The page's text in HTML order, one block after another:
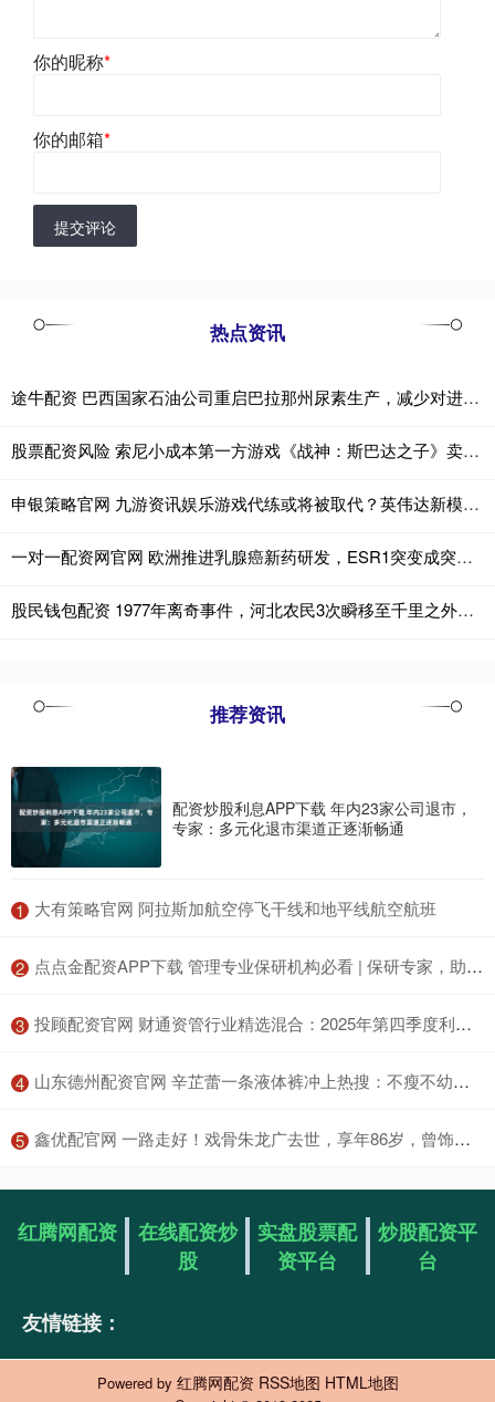
你的昵称*
你的邮箱*
提交评论
热点资讯
途牛配资 巴西国家石油公司重启巴拉那州尿素生产，减少对进口依赖
股票配资风险 索尼小成本第一方游戏《战神：斯巴达之子》卖爆了！
申银策略官网 九游资讯娱乐游戏代练或将被取代？英伟达新模型可自动打游戏，表现不俗
一对一配资网官网 欧洲推进乳腺癌新药研发，ESR1突变成突破关键
股民钱包配资 1977年离奇事件，河北农民3次瞬移至千里之外，至今科学无法解释
推荐资讯
配资炒股利息APP下载 年内23家公司退市，
专家：多元化退市渠道正逐渐畅通
1 ​大有策略官网 阿拉斯加航空停飞干线和地平线航空航班
2 ​点点金配资APP下载 管理专业保研机构必看 | 保研专家，助力梦校_指导_服务_高校
3 ​投顾配资官网 财通资管行业精选混合：2025年第四季度利润225.69万元 净值增长率3.44%
4 ​山东德州配资官网 辛芷蕾一条液体裤冲上热搜：不瘦不幼，却美到全网闭嘴
5 ​鑫优配官网 一路走好！戏骨朱龙广去世，享年86岁，曾饰演西游记如来佛祖_经典_观众_角色
红腾网配资
在线配资炒
股
实盘股票配
资平台
炒股配资平
台
友情链接：
Powered by 红腾网配资 RSS地图 HTML地图